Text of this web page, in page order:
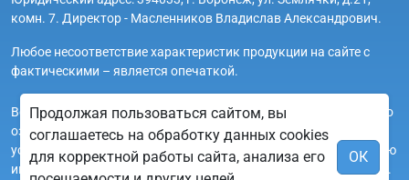
комн. 7. Директор - Масленников Владислав Александрович.
Любое несоответствие характеристик продукции на сайте с
фактическими – является опечаткой.
Вся информация на сайте region-lipetsk.ru носит исключительно
ознакомительный и справочный характер и ни при каких
условиях не является публичной офертой. Всю дополнительную
информацию можно узнать по телефонам указанным на сайте.
Продолжая пользоваться сайтом, вы
соглашаетесь на обработку данных cookies
для корректной работы сайта, анализа его
ОК